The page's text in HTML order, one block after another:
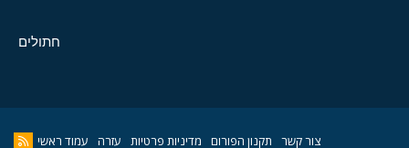
חתולים
צור קשר תקנון הפורום מדיניות פרטיות עזרה עמוד ראשי